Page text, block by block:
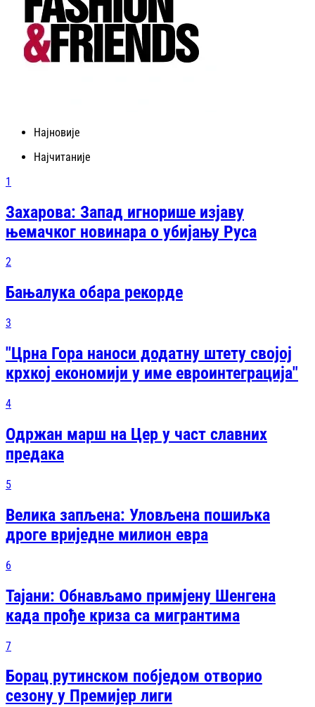
Најновије
Најчитаније
1
Захарова: Запад игнорише изјаву
њемачког новинара о убијању Руса
2
Бањалука обара рекорде
3
"Црна Гора наноси додатну штету својој
крхкој економији у име евроинтеграција"
4
Одржан марш на Цер у част славних
предака
5
Велика запљена: Уловљена пошиљка
дроге вриједне милион евра
6
Тајани: Обнављамо примјену Шенгена
када прође криза са мигрантима
7
Борац рутинском побједом отворио
сезону у Премијер лиги